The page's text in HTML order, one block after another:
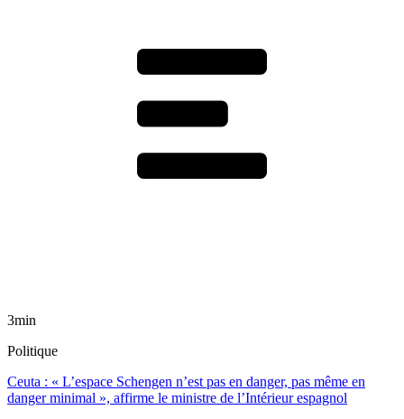
3min
Politique
Ceuta : « L’espace Schengen n’est pas en danger, pas même en
danger minimal », affirme le ministre de l’Intérieur espagnol